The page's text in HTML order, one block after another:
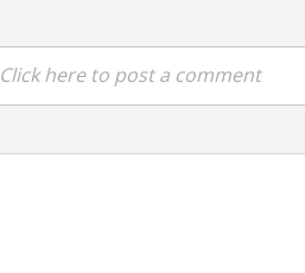
Click here to post a comment